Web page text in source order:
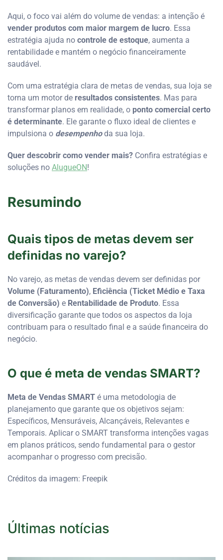
Aqui, o foco vai além do volume de vendas: a intenção é
vender produtos com maior margem de lucro. Essa
estratégia ajuda no controle de estoque, aumenta a
rentabilidade e mantém o negócio financeiramente
saudável.
Com uma estratégia clara de metas de vendas, sua loja se
torna um motor de resultados consistentes. Mas para
transformar planos em realidade, o ponto comercial certo
é determinante. Ele garante o fluxo ideal de clientes e
impulsiona o desempenhoda sua loja.
Quer descobrir como vender mais? Confira estratégias e
soluções no AlugueON!
Resumindo
Quais tipos de metas devem ser
definidas no varejo?
No varejo, as metas de vendas devem ser definidas por
Volume (Faturamento), Eficiência (Ticket Médio e Taxa
de Conversão) e Rentabilidade de Produto. Essa
diversificação garante que todos os aspectos da loja
contribuam para o resultado final e a saúde financeira do
negócio.
O que é meta de vendas SMART?
Meta de Vendas SMART é uma metodologia de
planejamento que garante que os objetivos sejam:
Específicos, Mensuráveis, Alcançáveis, Relevantes e
Temporais. Aplicar o SMART transforma intenções vagas
em planos práticos, sendo fundamental para o gestor
acompanhar o progresso com precisão.
Créditos da imagem: Freepik
Últimas notícias